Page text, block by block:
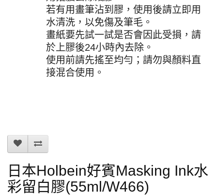
若有用畫筆沾到膠，使用後請立即用
水清洗，以免傷及筆毛。
畫紙要先試一試是否會因此受損，請
於上膠後24小時內去除。
使用前請先搖至均勻；請勿與顏料直
接混合使用。
日本Holbein好賓Masking Ink水
彩留白膠(55ml/W466)